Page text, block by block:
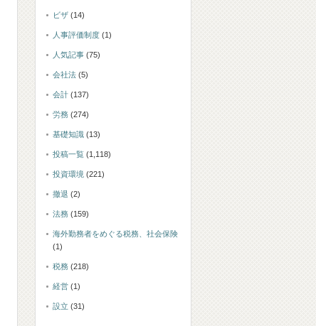
ビザ (14)
人事評価制度 (1)
人気記事 (75)
会社法 (5)
会計 (137)
労務 (274)
基礎知識 (13)
投稿一覧 (1,118)
投資環境 (221)
撤退 (2)
法務 (159)
海外勤務者をめぐる税務、社会保険
(1)
税務 (218)
経営 (1)
設立 (31)